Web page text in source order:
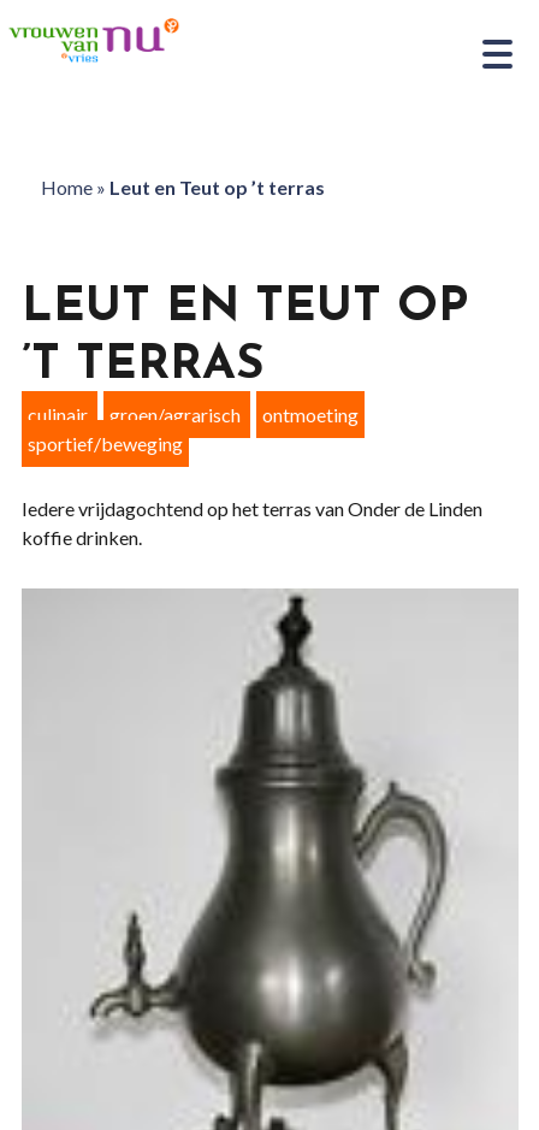
Home» Leut en Teut op ’t terras
LEUT EN TEUT OP
’T TERRAS
culinair groen/agrarisch
ontmoeting
sportief/beweging
Iedere vrijdagochtend op het terras van Onder de Linden
koffie drinken.